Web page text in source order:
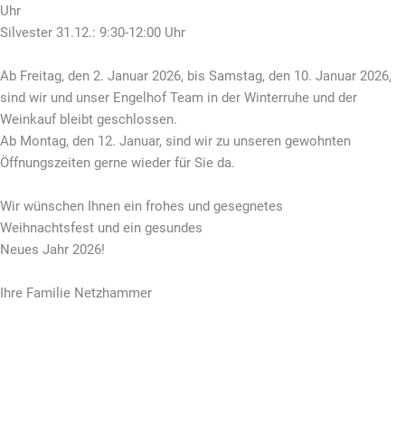
Uhr
Silvester 31.12.: 9:30-12:00 Uhr
Ab Freitag, den 2. Januar 2026, bis Samstag, den 10. Januar 2026,
sind wir und unser Engelhof Team in der Winterruhe und der
Weinkauf bleibt geschlossen.
Ab Montag, den 12. Januar, sind wir zu unseren gewohnten
Öffnungszeiten gerne wieder für Sie da.
Wir wünschen Ihnen ein frohes und gesegnetes
Weihnachtsfest und ein gesundes
Neues Jahr 2026!
Ihre Familie Netzhammer